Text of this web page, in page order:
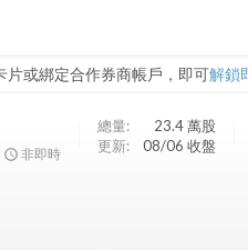
片或綁定合作券商帳戶，即可解鎖
非即時
總量: 23.4 萬股
更新:
08/06 收盤